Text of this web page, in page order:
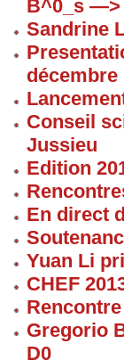
B^0_s —>
Sandrine
décembre
Conseil
Jussieu
Edition
En direct
Yuan Li
CHEF
Gregorio
D0